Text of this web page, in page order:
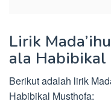
Lirik
ala Habibikal
Berikut adalah lirik
Habibikal Musthofa: